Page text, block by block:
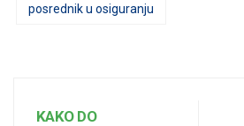
posrednik u osiguranju
KAKO DO